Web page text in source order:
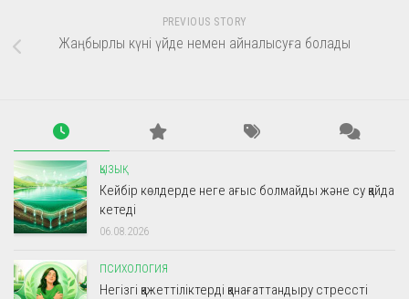
PREVIOUS STORY
Жаңбырлы күні үйде немен айналысуға болады
ҚЫЗЫҚ
Кейбір көлдерде неге ағыс болмайды және су қайда
кетеді
06.08.2026
ПСИХОЛОГИЯ
Негізгі қажеттіліктерді қанағаттандыру стрессті